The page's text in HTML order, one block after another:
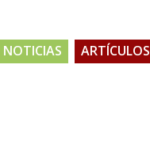
NOTICIAS ARTÍCULOS